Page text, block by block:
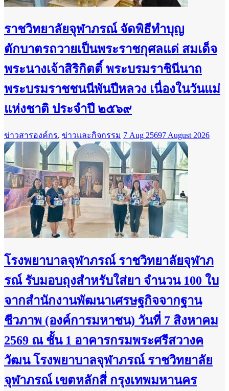
ราชวิทยาลัยจุฬาภรณ์ จัดพิธีทำบุญ
ตักบาตรถวายเป็นพระราชกุศลแด่ สมเด็จ
พระนางเจ้าสิริกิตติ์ พระบรมราชินีนาถ
พระบรมราชชนนีพันปีหลวง เนื่องในวันแม่
แห่งชาติ ประจำปี ๒๕๖๙
ข่าวสารองค์กร, ข่าวและกิจกรรม 7 Aug 25697 August 2026
โรงพยาบาลจุฬาภรณ์ ราชวิทยาลัยจุฬาภ
รณ์ รับมอบถุงสำหรับใส่ยา จำนวน 100 ใบ
จากสำนักงานพัฒนาเศรษฐกิจจากฐาน
ชีวภาพ (องค์การมหาชน) วันที่ 7 สิงหาคม
2569 ณ ชั้น 1 อาคารกรมพระศรีสวางค
วัฒน โรงพยาบาลจุฬาภรณ์ ราชวิทยาลัย
จุฬาภรณ์ เขตหลักสี่ กรุงเทพมหานคร